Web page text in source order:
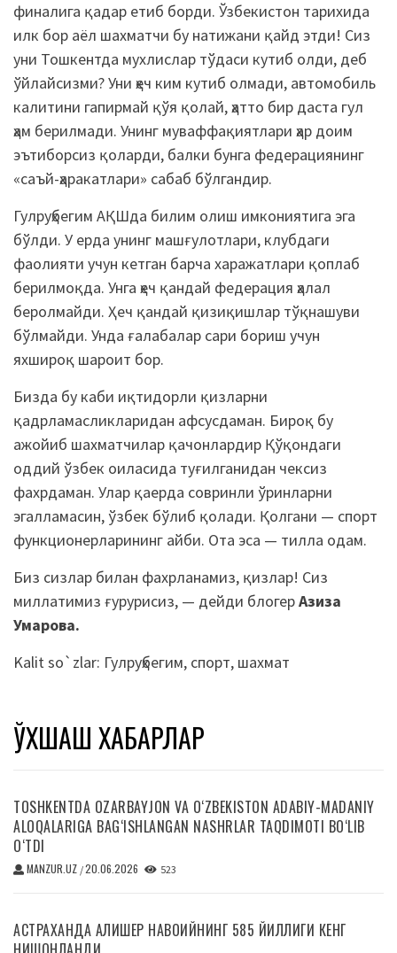
финалига қадар етиб борди. Ўзбекистон тарихида
илк бор аёл шахматчи бу натижани қайд этди! Сиз
уни Тошкентда мухлислар тўдаси кутиб олди, деб
ўйлайсизми? Уни ҳеч ким кутиб олмади, автомобиль
калитини гапирмай қўя қолай, ҳатто бир даста гул
ҳам берилмади. Унинг муваффақиятлари ҳар доим
эътиборсиз қоларди, балки бунга федерациянинг
«саъй-ҳаракатлари» сабаб бўлгандир.
Гулруҳбегим АҚШда билим олиш имкониятига эга
бўлди. У ерда унинг машғулотлари, клубдаги
фаолияти учун кетган барча харажатлари қоплаб
берилмоқда. Унга ҳеч қандай федерация ҳалал
беролмайди. Ҳеч қандай қизиқишлар тўқнашуви
бўлмайди. Унда ғалабалар сари бориш учун
яхшироқ шароит бор.
Бизда бу каби иқтидорли қизларни
қадрламасликларидан афсусдаман. Бироқ бу
ажойиб шахматчилар қачонлардир Қўқондаги
оддий ўзбек оиласида туғилганидан чексиз
фахрдаман. Улар қаерда совринли ўринларни
эгалламасин, ўзбек бўлиб қолади. Қолгани — спорт
функционерларининг айби. Ота эса — тилла одам.
Биз сизлар билан фахрланамиз, қизлар! Сиз
миллатимиз ғурурисиз, — дейди блогерАзиза
Умарова.
Kalit so`zlar: Гулруҳбегим, спорт, шахмат
ЎХШАШ ХАБАРЛАР
TOSHKENTDA OZARBAYJON VA O‘ZBEKISTON ADABIY-MADANIY
ALOQALARIGA BAG‘ISHLANGAN NASHRLAR TAQDIMOTI BO‘LIB
O‘TDI
MANZUR.UZ /20.06.2026 523
АСТРАХАНДА АЛИШЕР НАВОИЙНИНГ 585 ЙИЛЛИГИ КЕНГ